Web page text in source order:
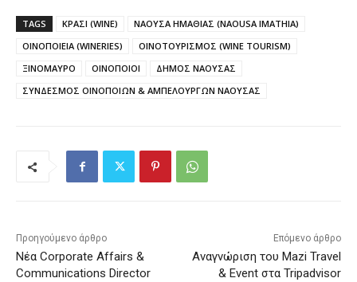
TAGS ΚΡΑΣΙ (WINE)
ΝΑΟΥΣΑ ΗΜΑΘΙΑΣ (NAOUSA IMATHIA)
ΟΙΝΟΠΟΙΕΙΑ (WINERIES)
ΟΙΝΟΤΟΥΡΙΣΜΟΣ (WINE TOURISM)
ΞΙΝΟΜΑΥΡΟ
ΟΙΝΟΠΟΙΟΙ
ΔΗΜΟΣ ΝΑΟΥΣΑΣ
ΣΥΝΔΕΣΜΟΣ ΟΙΝΟΠΟΙΩΝ & ΑΜΠΕΛΟΥΡΓΩΝ ΝΑΟΥΣΑΣ
Προηγούμενο άρθρο
Νέα Corporate Affairs &
Communications Director
Επόμενο άρθρο
Αναγνώριση του Mazi Travel
& Event στα Tripadvisor